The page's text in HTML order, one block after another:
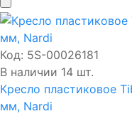
Код: 5S-00026181
В наличии 14 шт.
Кресло пластиковое
мм, Nardi